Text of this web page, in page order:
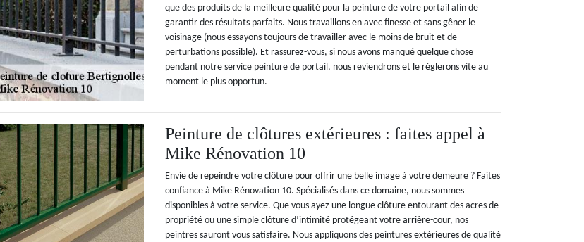
que des produits de la meilleure qualité pour la peinture de votre portail afin de
garantir des résultats parfaits. Nous travaillons en avec finesse et sans gêner le
voisinage (nous essayons toujours de travailler avec le moins de bruit et de
perturbations possible). Et rassurez-vous, si nous avons manqué quelque chose
pendant notre service peinture de portail, nous reviendrons et le réglerons vite au
moment le plus opportun.
Peinture de clôtures extérieures : faites appel à
Mike Rénovation 10
Envie de repeindre votre clôture pour offrir une belle image à votre demeure ? Faites
confiance à Mike Rénovation 10. Spécialisés dans ce domaine, nous sommes
disponibles à votre service. Que vous ayez une longue clôture entourant des acres de
propriété ou une simple clôture d’intimité protégeant votre arrière-cour, nos
peintres sauront vous satisfaire. Nous appliquons des peintures extérieures de qualité